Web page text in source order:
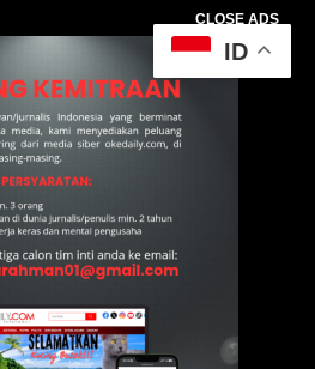
CLOSE ADS
ID